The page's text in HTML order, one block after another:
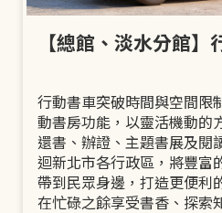
【總館、淡水分館
行動書車突破時間與空間限
動書房功能，以靈活機動的
還書、辦證、主題書展及閱
迴新北市各行政區，將豐富
帶到民眾身邊，打造更便利
在忙碌之餘享受書香、探索